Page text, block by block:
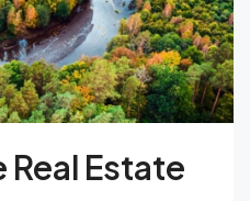
Real Estate